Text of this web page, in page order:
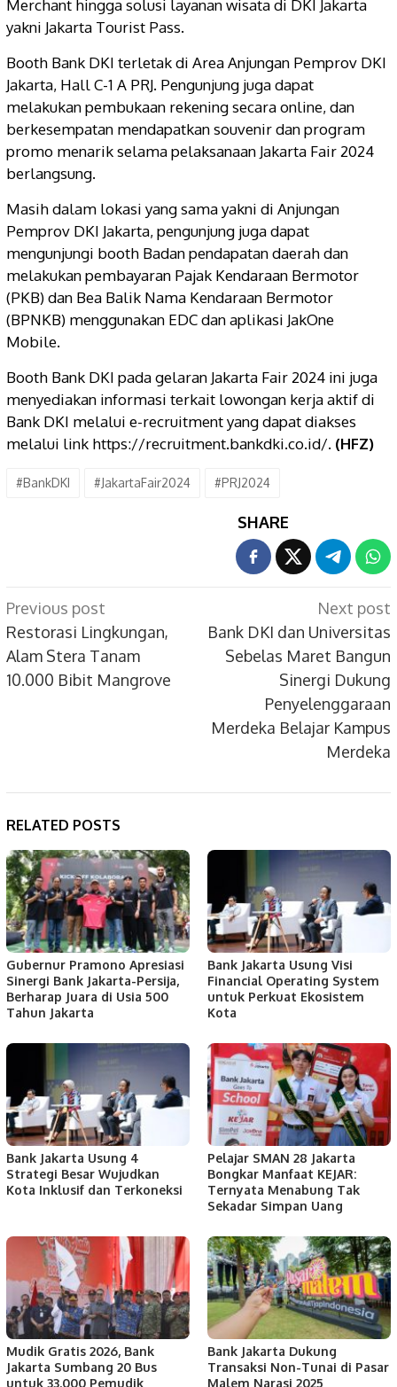
Merchant hingga solusi layanan wisata di DKI Jakarta
yakni Jakarta Tourist Pass.
Booth Bank DKI terletak di Area Anjungan Pemprov DKI
Jakarta, Hall C-1 A PRJ. Pengunjung juga dapat
melakukan pembukaan rekening secara online, dan
berkesempatan mendapatkan souvenir dan program
promo menarik selama pelaksanaan Jakarta Fair 2024
berlangsung.
Masih dalam lokasi yang sama yakni di Anjungan
Pemprov DKI Jakarta, pengunjung juga dapat
mengunjungi booth Badan pendapatan daerah dan
melakukan pembayaran Pajak Kendaraan Bermotor
(PKB) dan Bea Balik Nama Kendaraan Bermotor
(BPNKB) menggunakan EDC dan aplikasi JakOne
Mobile.
Booth Bank DKI pada gelaran Jakarta Fair 2024 ini juga
menyediakan informasi terkait lowongan kerja aktif di
Bank DKI melalui e-recruitment yang dapat diakses
melalui link https://recruitment.bankdki.co.id/. (HFZ)
#BankDKI #JakartaFair2024 #PRJ2024
SHARE
Post
navigation
Previous post
Restorasi Lingkungan,
Alam Stera Tanam
10.000 Bibit Mangrove
Next post
Bank DKI dan Universitas
Sebelas Maret Bangun
Sinergi Dukung
Penyelenggaraan
Merdeka Belajar Kampus
Merdeka
RELATED POSTS
Gubernur Pramono Apresiasi
Sinergi Bank Jakarta-Persija,
Berharap Juara di Usia 500
Tahun Jakarta
Bank Jakarta Usung Visi
Financial Operating System
untuk Perkuat Ekosistem
Kota
Bank Jakarta Usung 4
Strategi Besar Wujudkan
Kota Inklusif dan Terkoneksi
Pelajar SMAN 28 Jakarta
Bongkar Manfaat KEJAR:
Ternyata Menabung Tak
Sekadar Simpan Uang
Mudik Gratis 2026, Bank
Jakarta Sumbang 20 Bus
untuk 33.000 Pemudik
Bank Jakarta Dukung
Transaksi Non-Tunai di Pasar
Malem Narasi 2025